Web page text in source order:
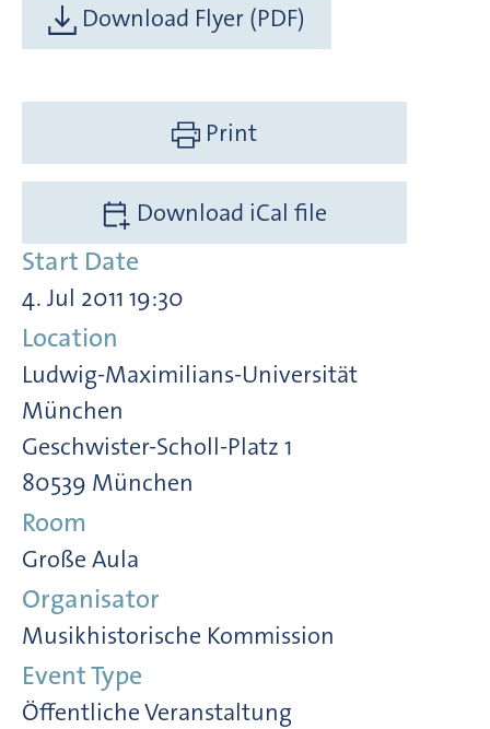
Download Flyer (PDF)
Print
Download iCal file
Start Date
4. Jul 2011 19:30
Location
Ludwig-Maximilians-Universität
München
Geschwister-Scholl-Platz 1
80539 München
Room
Große Aula
Organisator
Musikhistorische Kommission
Event Type
Öffentliche Veranstaltung